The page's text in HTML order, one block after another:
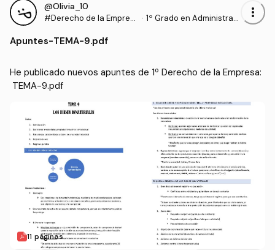
@Olivia_10
#Derecho de la Empres
· 1º Grado en Administraci
more_vert
Apuntes-TEMA-9.pdf
He publicado nuevos apuntes de 1º Derecho de la Empresa:
TEMA-9.pdf
11 páginas